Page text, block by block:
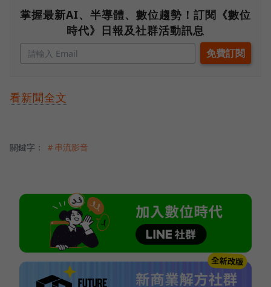
掌握最新AI、半導體、數位趨勢！訂閱《數位
時代》日報及社群活動訊息
看新聞全文
關鍵字： ＃串流影音